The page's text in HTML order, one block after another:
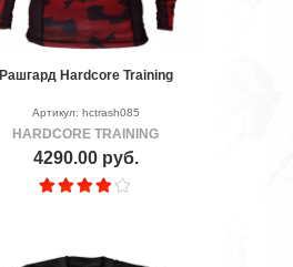
Рашгард Hardcore Training
Артикул: hctrash085
HARDCORE TRAINING
4290.00 руб.